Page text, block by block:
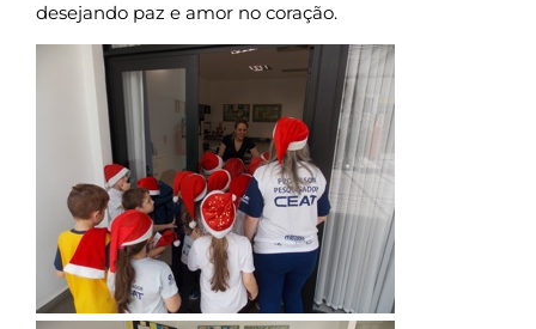
desejando paz e amor no coração.